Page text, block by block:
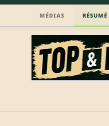
MÉDIAS RÉSUMÉ